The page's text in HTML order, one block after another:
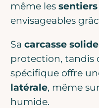
même les
envisageables
Sacarcasse solide
protection, tandis
spécifique offre
latérale, même
humide.